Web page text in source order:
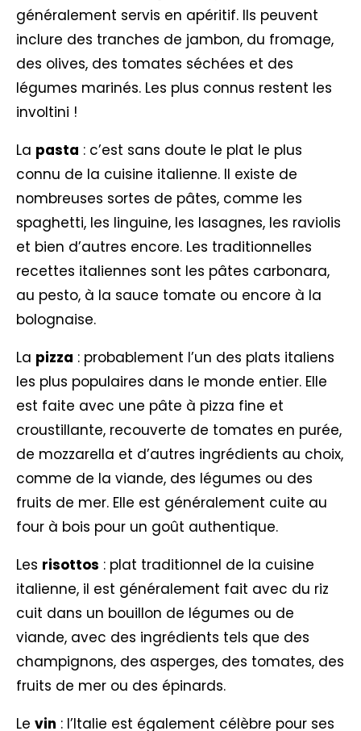
généralement servis en apéritif. Ils peuvent
inclure des tranches de jambon, du fromage,
des olives, des tomates séchées et des
légumes marinés. Les plus connus restent les
involtini !
La pasta : c’est sans doute le plat le plus
connu de la cuisine italienne. Il existe de
nombreuses sortes de pâtes, comme les
spaghetti, les linguine, les lasagnes, les raviolis
et bien d’autres encore. Les traditionnelles
recettes italiennes sont les pâtes carbonara,
au pesto, à la sauce tomate ou encore à la
bolognaise.
La pizza : probablement l’un des plats italiens
les plus populaires dans le monde entier. Elle
est faite avec une pâte à pizza fine et
croustillante, recouverte de tomates en purée,
de mozzarella et d’autres ingrédients au choix,
comme de la viande, des légumes ou des
fruits de mer. Elle est généralement cuite au
four à bois pour un goût authentique.
Les risottos : plat traditionnel de la cuisine
italienne, il est généralement fait avec du riz
cuit dans un bouillon de légumes ou de
viande, avec des ingrédients tels que des
champignons, des asperges, des tomates, des
fruits de mer ou des épinards.
Le vin : l’Italie est également célèbre pour ses